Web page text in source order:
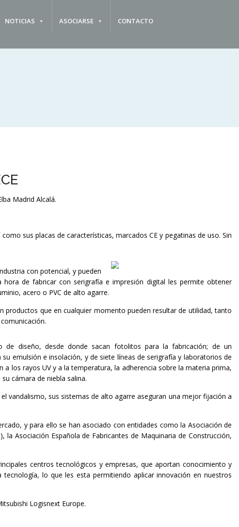
NOTICIAS ASOCIARSE CONTACTO
Madrid Alcalá.
sus placas de características, marcados CE y pegatinas de uso. Sin
con potencial, y pueden
de fabricar con serigrafía e impresión digital les permite obtener
acero o PVC de alto agarre.
productos que en cualquier momento pueden resultar de utilidad, tanto
de diseño, desde donde sacan fotolitos para la fabricación; de un
emulsión e insolación, y de siete líneas de serigrafía y laboratorios de
los rayos UV y a la temperatura, la adherencia sobre la materia prima,
cámara de niebla salina.
vandalismo, sus sistemas de alto agarre aseguran una mejor fijación a
y para ello se han asociado con entidades como la Asociación de
la Asociación Española de Fabricantes de Maquinaria de Construcción,
centros tecnológicos y empresas, que aportan conocimiento y
lo que les esta permitiendo aplicar innovación en nuestros
Logisnext Europe.